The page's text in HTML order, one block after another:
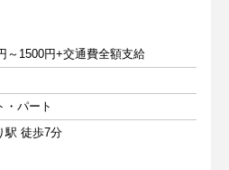
～1500円+交通費全額支給
・パート
駅 徒歩7分